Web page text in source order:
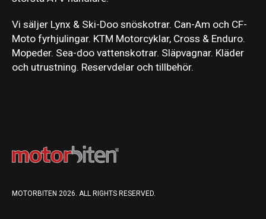
Vi säljer Lynx & Ski-Doo snöskotrar. Can-Am och CF-
Moto fyrhjulingar. KTM Motorcyklar, Cross & Enduro.
Mopeder. Sea-doo vattenskotrar. Släpvagnar. Kläder
och utrustning. Reservdelar och tillbehör.
MOTORBITEN 2026. ALL RIGHTS RESERVED.